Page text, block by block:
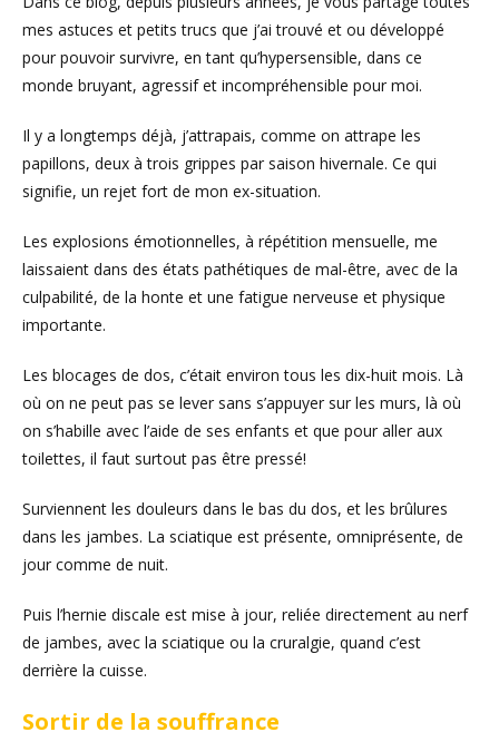
mes astuces et petits trucs que j’ai trouvé et ou développé
pour pouvoir survivre, en tant qu’hypersensible, dans ce
monde bruyant, agressif et incompréhensible pour moi.
Il y a longtemps déjà, j’attrapais, comme on attrape les
papillons, deux à trois grippes par saison hivernale. Ce qui
signifie, un rejet fort de mon ex-situation.
Les explosions émotionnelles, à répétition mensuelle, me
laissaient dans des états pathétiques de mal-être, avec de la
culpabilité, de la honte et une fatigue nerveuse et physique
importante.
Les blocages de dos, c’était environ tous les dix-huit mois. Là
où on ne peut pas se lever sans s’appuyer sur les murs, là où
on s’habille avec l’aide de ses enfants et que pour aller aux
toilettes, il faut surtout pas être pressé!
Surviennent les douleurs dans le bas du dos, et les brûlures
dans les jambes. La sciatique est présente, omniprésente, de
jour comme de nuit.
Puis l’hernie discale est mise à jour, reliée directement au nerf
de jambes, avec la sciatique ou la cruralgie, quand c’est
derrière la cuisse.
Sortir de la souffrance